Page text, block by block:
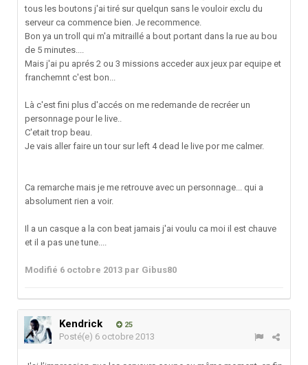
tous les boutons j'ai tiré sur quelqun sans le vouloir exclu du
serveur ca commence bien. Je recommence.
Bon ya un troll qui m'a mitraillé a bout portant dans la rue au bou
de 5 minutes....
Mais j'ai pu aprés 2 ou 3 missions acceder aux jeux par equipe et
franchemnt c'est bon...
Là c'est fini plus d'accés on me redemande de recréer un
personnage pour le live..
C'etait trop beau.
Je vais aller faire un tour sur left 4 dead le live por me calmer.
Ca remarche mais je me retrouve avec un personnage... qui a
absolument rien a voir.
Il a un casque a la con beat jamais j'ai voulu ca moi il est chauve
et il a pas une tune....
Modifié 6 octobre 2013 par Gibus80
Kendrick 25
Posté(e) 6 octobre 2013